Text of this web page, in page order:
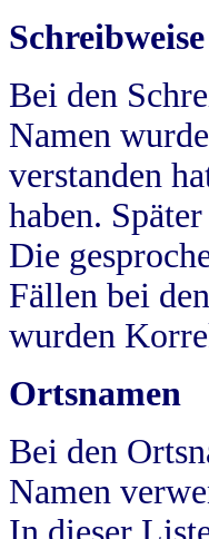
Bei den
Namen
verstanden
haben.
Die
Fällen bei
wurden
Ortsnamen
Bei den
Namen